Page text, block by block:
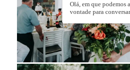
Olá, em que podemos
vontade para